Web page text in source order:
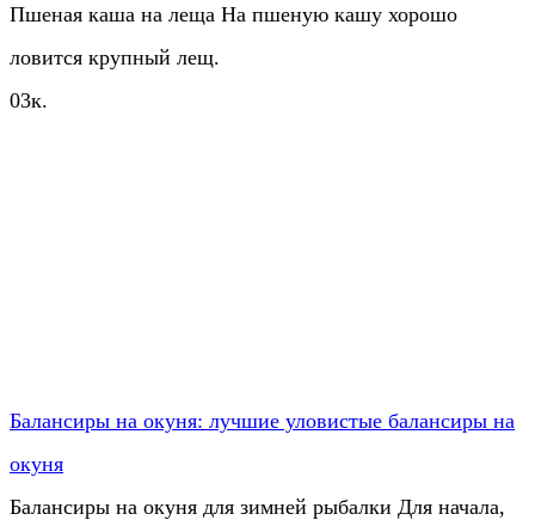
Пшеная каша на леща На пшеную кашу хорошо
ловится крупный лещ.
03к.
Балансиры на окуня: лучшие уловистые балансиры на
окуня
Балансиры на окуня для зимней рыбалки Для начала,